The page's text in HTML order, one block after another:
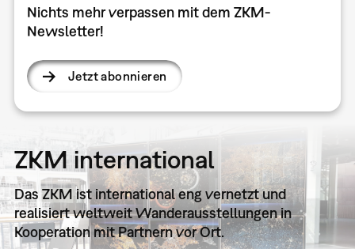
Nichts mehr verpassen mit dem ZKM-
Newsletter!
Jetzt abonnieren
ZKM international
Das ZKM ist international eng vernetzt und
realisiert weltweit Wanderausstellungen in
Kooperation mit Partnern vor Ort.